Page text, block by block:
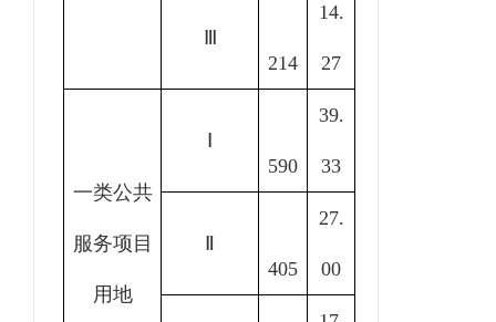
214
14.
27
一类公共
服务项目
用地
590
39.
33
405
27.
00